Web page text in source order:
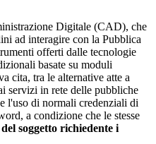
Digitale (CAD), che
ad interagire con la Pubblica
offerti dalle tecnologie
basate su moduli
cita, tra le alternative atte a
servizi in rete delle pubbliche
l'uso di normali credenziali di
a condizione che le stesse
soggetto richiedente i